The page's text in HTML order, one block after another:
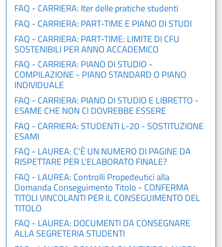
FAQ - CARRIERA: Iter delle pratiche studenti
FAQ - CARRIERA: PART-TIME E PIANO DI STUDI
FAQ - CARRIERA: PART-TIME: LIMITE DI CFU
SOSTENIBILI PER ANNO ACCADEMICO
FAQ - CARRIERA: PIANO DI STUDIO -
COMPILAZIONE - PIANO STANDARD O PIANO
INDIVIDUALE
FAQ - CARRIERA: PIANO DI STUDIO E LIBRETTO -
ESAME CHE NON CI DOVREBBE ESSERE
FAQ - CARRIERA: STUDENTI L-20 - SOSTITUZIONE
ESAMI
FAQ - LAUREA: C'È UN NUMERO DI PAGINE DA
RISPETTARE PER L'ELABORATO FINALE?
FAQ - LAUREA: Controlli Propedeutici alla
Domanda Conseguimento Titolo - CONFERMA
TITOLI VINCOLANTI PER IL CONSEGUIMENTO DEL
TITOLO
FAQ - LAUREA: DOCUMENTI DA CONSEGNARE
ALLA SEGRETERIA STUDENTI